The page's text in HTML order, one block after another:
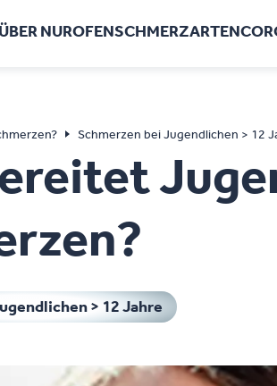
Mehr Produkte
ÜBER NUROFENSCHMERZARTEN
Schmerzen bei Jugendlichen > 12
> 12 Jahre